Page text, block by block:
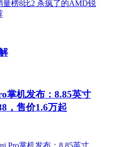
掌机发布：8.85英寸
，售价1.6万起